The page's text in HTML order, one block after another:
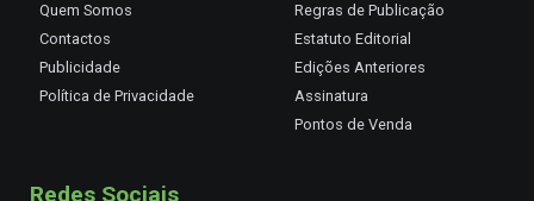
Quem Somos
Contactos
Publicidade
Política de Privacidade
Regras de Publicação
Estatuto Editorial
Edições Anteriores
Assinatura
Pontos de Venda
Redes Sociais